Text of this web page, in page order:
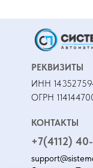
КОНТАКТЫ
+7(4112)
ИНН
ОГРН
РЕКВИЗИТЫ